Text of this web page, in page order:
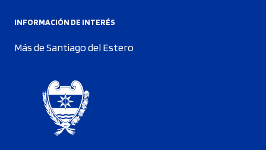
INFORMACIÓN DE INTERÉS
Más de Santiago del Estero